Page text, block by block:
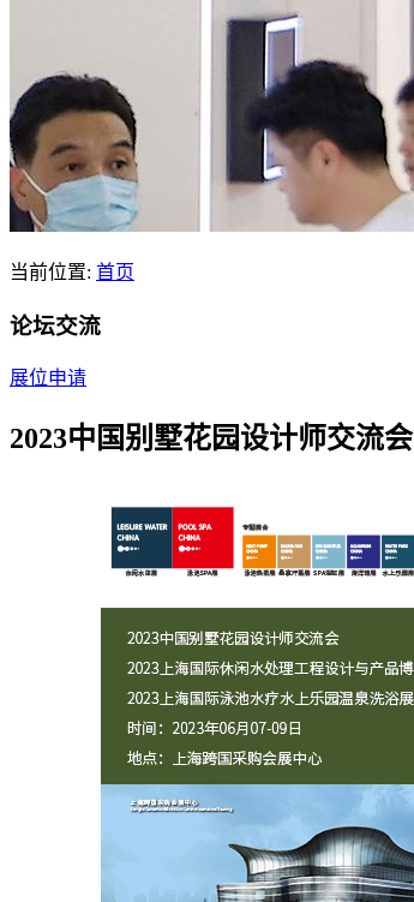
当前位置: 首页
论坛交流
展位申请
2023中国别墅花园设计师交流会